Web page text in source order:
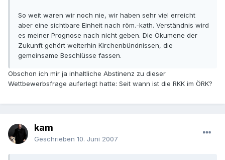
So weit waren wir noch nie, wir haben sehr viel erreicht
aber eine sichtbare Einheit nach röm.-kath. Verständnis wird
es meiner Prognose nach nicht geben. Die Ökumene der
Zukunft gehört weiterhin Kirchenbündnissen, die
gemeinsame Beschlüsse fassen.
Obschon ich mir ja inhaltliche Abstinenz zu dieser
Wettbewerbsfrage auferlegt hatte: Seit wann ist die RKK im ÖRK?
kam
Geschrieben 10. Juni 2007